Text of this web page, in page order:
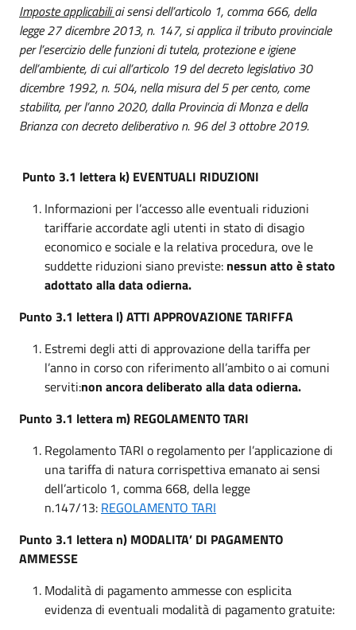
Imposte applicabiliai sensi dell’articolo 1, comma 666, della
legge 27 dicembre 2013, n. 147, si applica il tributo provinciale
per l’esercizio delle funzioni di tutela, protezione e igiene
dell’ambiente, di cui all’articolo 19 del decreto legislativo 30
dicembre 1992, n. 504, nella misura del 5 per cento, come
stabilita, per l’anno 2020, dalla Provincia di Monza e della
Brianza con decreto deliberativo n. 96 del 3 ottobre 2019.
Punto 3.1 lettera k) EVENTUALI RIDUZIONI
Informazioni per l’accesso alle eventuali riduzioni
tariffarie accordate agli utenti in stato di disagio
economico e sociale e la relativa procedura, ove le
suddette riduzioni siano previste: nessun atto è stato
adottato alla data odierna.
Punto 3.1 lettera l) ATTI APPROVAZIONE TARIFFA
Estremi degli atti di approvazione della tariffa per
l’anno in corso con riferimento all’ambito o ai comuni
serviti:non ancora deliberato alla data odierna.
Punto 3.1 lettera m) REGOLAMENTO TARI
Regolamento TARI o regolamento per l’applicazione di
una tariffa di natura corrispettiva emanato ai sensi
dell’articolo 1, comma 668, della legge
n.147/13: REGOLAMENTO TARI
Punto 3.1 lettera n) MODALITA’ DI PAGAMENTO
AMMESSE
Modalità di pagamento ammesse con esplicita
evidenza di eventuali modalità di pagamento gratuite: